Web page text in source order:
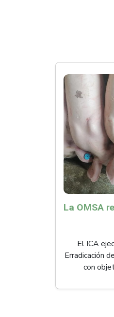
El ICA
Erradicación
con